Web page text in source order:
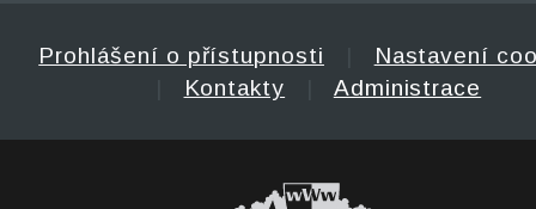
Prohlášení o přístupnosti
Nastavení
Kontakty Administrace